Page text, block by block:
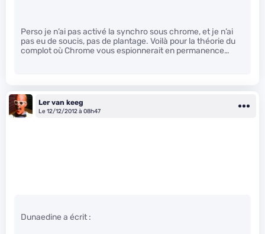
Perso je n’ai pas activé la synchro sous chrome, et je n’ai
pas eu de soucis, pas de plantage. Voilà pour la théorie du
complot où Chrome vous espionnerait en permanence…
Ler van keeg
Le 12/12/2012 à 08h47
Dunaedine a écrit :